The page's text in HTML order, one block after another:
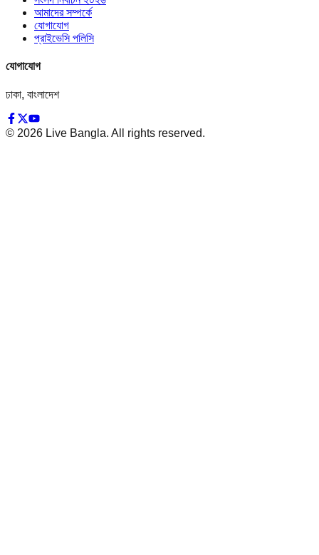
আমাদের সম্পর্কে
যোগাযোগ
প্রাইভেসি পলিসি
যোগাযোগ
ঢাকা, বাংলাদেশ
© 2026 Live Bangla. All rights reserved.